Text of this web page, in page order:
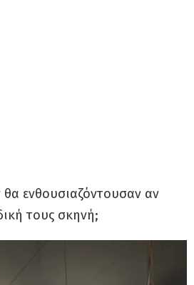
ενθουσιαζόντουσαν αν
τους σκηνή;